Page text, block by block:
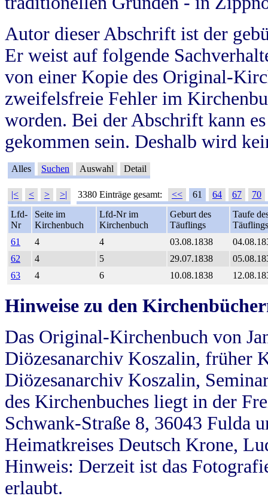
Autor dieser Abschrift ist der
Er weist auf folgende
von einer Kopie des Original-
zweifelsfreie Fehler im
worden. Bei der Abschrift kann
gekommen sein. Deshalb wird
Alles Suchen Auswahl Detail
|< < > >| 3380 Einträge gesamt: << 61 64 67
70
Lfd-
Nr
Seite im
Kirchenbuch
Lfd-Nr im
Kirchenbuch
Geburt des
Täuflings
Taufe
Täuflings
61
4 4 03.08.1838
62
4 5 29.07.1838
63
4 6 10.08.1838
Hinweise zu den
Das Original-Kirchenbuch von
Diözesanarchiv Koszalin, früher
Diözesanarchiv Koszalin,
des Kirchenbuches liegt in der
Schwank-Straße 8, 36043 Fulda
Heimatkreises Deutsch Krone,
Hinweis: Derzeit ist das
erlaubt.